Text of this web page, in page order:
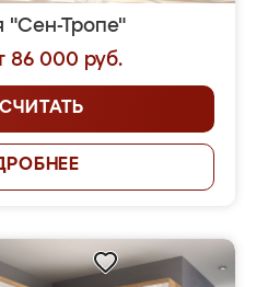
"Сен-Тропе"
86 000 руб.